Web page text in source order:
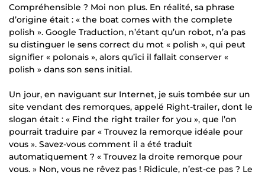
Compréhensible ? Moi non plus. En réalité, sa phrase
d’origine était : « the boat comes with the complete
polish ». Google Traduction, n’étant qu’un robot, n’a pas
su distinguer le sens correct du mot « polish », qui peut
signifier « polonais », alors qu’ici il fallait conserver «
polish » dans son sens initial.
Un jour, en naviguant sur Internet, je suis tombée sur un
site vendant des remorques, appelé Right-trailer, dont le
slogan était : « Find the right trailer for you », que l’on
pourrait traduire par « Trouvez la remorque idéale pour
vous ». Savez-vous comment il a été traduit
automatiquement ? « Trouvez la droite remorque pour
vous. » Non, vous ne rêvez pas ! Ridicule, n’est-ce pas ? Le